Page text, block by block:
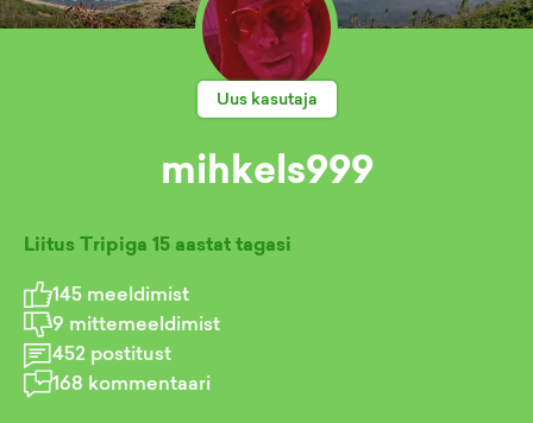
Uus kasutaja
mihkels999
Liitus Tripiga 15 aastat tagasi
145 meeldimist
9 mittemeeldimist
452 postitust
168 kommentaari